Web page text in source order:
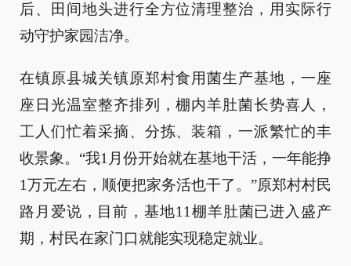
后、田间地头进行全方位清理整治，用实际行
动守护家园洁净。
在镇原县城关镇原郑村食用菌生产基地，一座
座日光温室整齐排列，棚内羊肚菌长势喜人，
工人们忙着采摘、分拣、装箱，一派繁忙的丰
收景象。“我1月份开始就在基地干活，一年能挣
1万元左右，顺便把家务活也干了。”原郑村村民
路月爱说，目前，基地11棚羊肚菌已进入盛产
期，村民在家门口就能实现稳定就业。